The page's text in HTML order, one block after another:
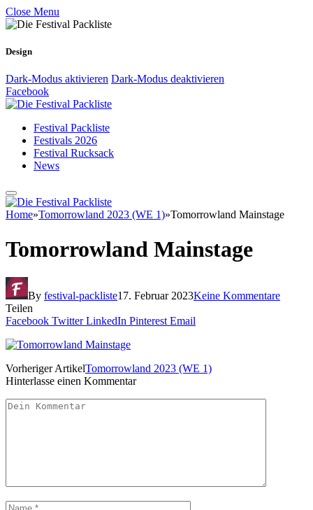
Close Menu
Design
Dark-Modus aktivieren Dark-Modus deaktivieren
Facebook
Festival Packliste
Festivals 2026
Festival Rucksack
News
Home»Tomorrowland 2023 (WE 1)»Tomorrowland Mainstage
Tomorrowland Mainstage
By festival-packliste17. Februar 2023Keine Kommentare
Teilen
Facebook Twitter LinkedIn Pinterest Email
Vorheriger ArtikelTomorrowland 2023 (WE 1)
Hinterlasse einen Kommentar